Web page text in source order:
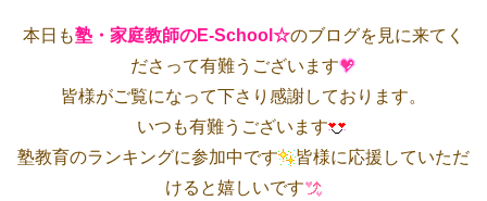
本日も塾・家庭教師のE-School☆のブログを見に来てく
ださって有難うございます
皆様がご覧になって下さり感謝しております。
いつも有難うございます
塾教育のランキングに参加中です
皆様に応援していただ
けると嬉しいです